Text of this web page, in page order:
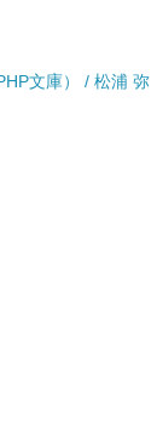
文庫） / 松浦 弥